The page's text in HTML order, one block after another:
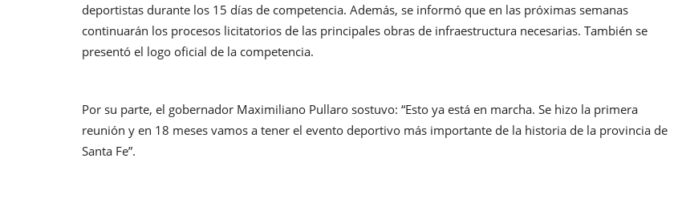
deportistas durante los 15 días de competencia. Además, se informó que en las próximas semanas
continuarán los procesos licitatorios de las principales obras de infraestructura necesarias. También se
presentó el logo oficial de la competencia.
Por su parte, el gobernador Maximiliano Pullaro sostuvo: “Esto ya está en marcha. Se hizo la primera
reunión y en 18 meses vamos a tener el evento deportivo más importante de la historia de la provincia de
Santa Fe”.